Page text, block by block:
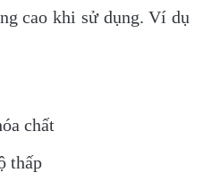
cao khi sử dụng. Ví dụ
chất
thấp